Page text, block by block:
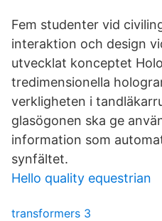
Fem studenter vid
interaktion och design
utvecklat konceptet
tredimensionella
verkligheten i
glasögonen ska ge
information som
synfältet.
Hello quality equestrian
transformers 3